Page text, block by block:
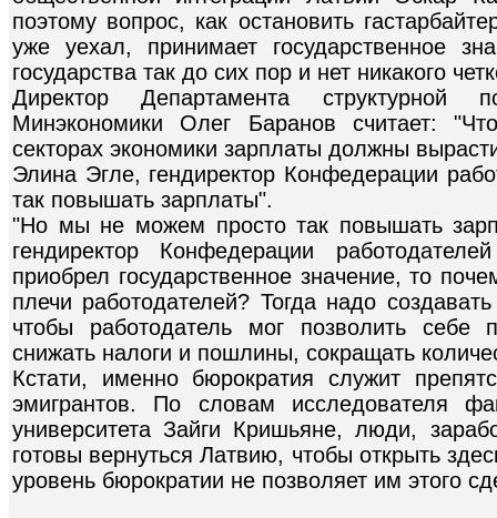
поэтому вопрос, как остановить
уже уехал, принимает государственное
государства так до сих пор и нет никакого
Директор Департамента структурной
Минэкономики Олег Баранов считает:
секторах экономики зарплаты должны
Элина Эгле, гендиректор Конфедерации
так повышать зарплаты".
"Но мы не можем просто так повышать
гендиректор Конфедерации
приобрел государственное значение, то
плечи работодателей? Тогда надо
чтобы работодатель мог позволить себе
снижать налоги и пошлины, сокращать
Кстати, именно бюрократия служит
эмигрантов. По словам исследователя
университета Зайги Кришьяне, люди,
готовы вернуться Латвию, чтобы открыть
уровень бюрократии не позволяет им этого